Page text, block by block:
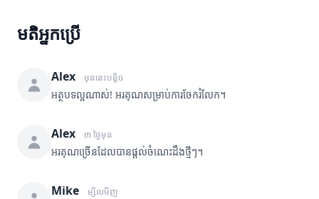
មតិអ្នកប្រើ
Alex មុននេះបន្តិច
អត្ថបទល្អណាស់! អរគុណសម្រាប់ការចែករំលែក។
Alex ៣ ថ្ងៃមុន
អរគុណច្រើនដែលបានផ្តល់ចំណេះដឹងថ្មីៗ។
Mike ម្សិលមិញ